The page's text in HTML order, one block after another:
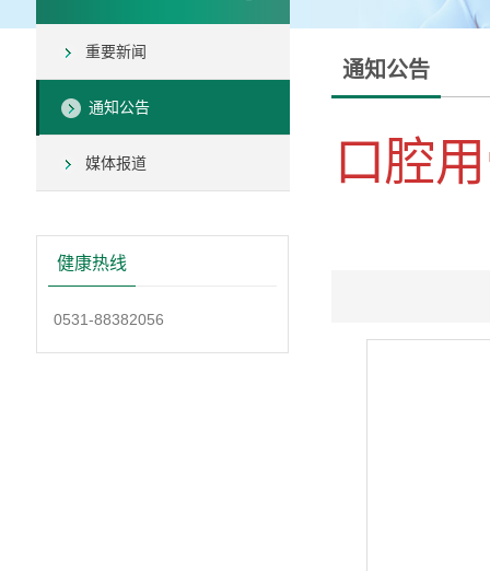
重要新闻
通知公告
媒体报道
健康热线
0531-88382056
通知公告
口腔